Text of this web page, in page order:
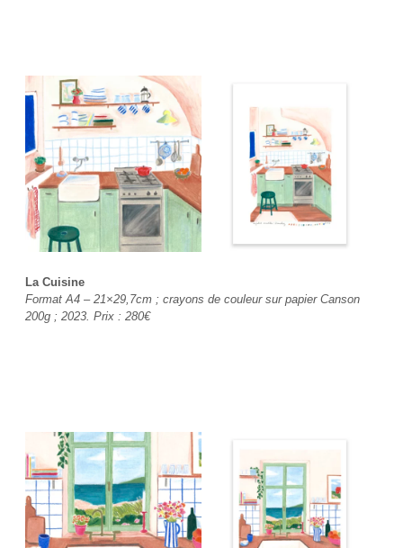
La Cuisine
Format A4 – 21×29,7cm ; crayons de couleur sur papier Canson
200g ; 2023. Prix : 280€